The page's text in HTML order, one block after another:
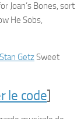
Joan’s Bones, sort
He Sobs,
Stan GetzSweet
le code]